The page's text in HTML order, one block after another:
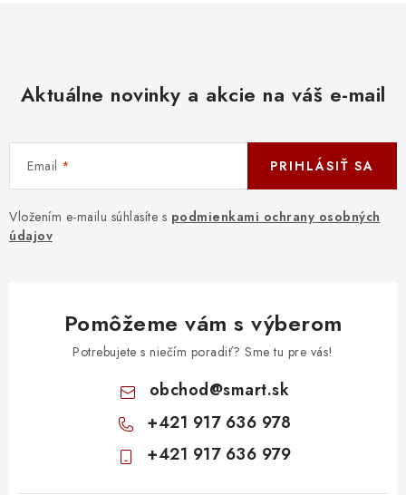
Aktuálne novinky a akcie na váš e-mail
Email
Vložením e-mailu súhlasíte s podmienkami ochrany osobných
údajov
PRIHLÁSIŤ SA
Pomôžeme vám s výberom
Potrebujete s niečím poradiť? Sme tu pre vás!
obchod@smart.sk
+421 917 636 978
+421 917 636 979